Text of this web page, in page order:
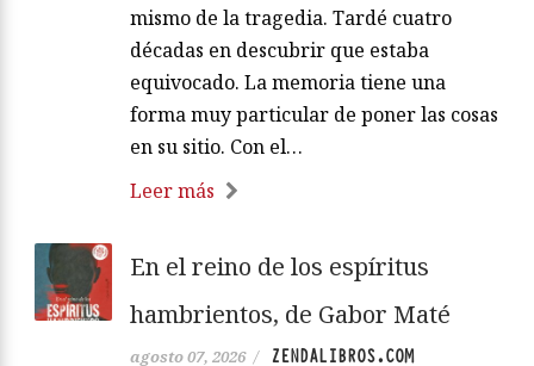
mismo de la tragedia. Tardé cuatro
décadas en descubrir que estaba
equivocado. La memoria tiene una
forma muy particular de poner las cosas
en su sitio. Con el…
Leer más
En el reino de los espíritus
hambrientos, de Gabor Maté
agosto 07, 2026 / ZENDALIBROS.COM